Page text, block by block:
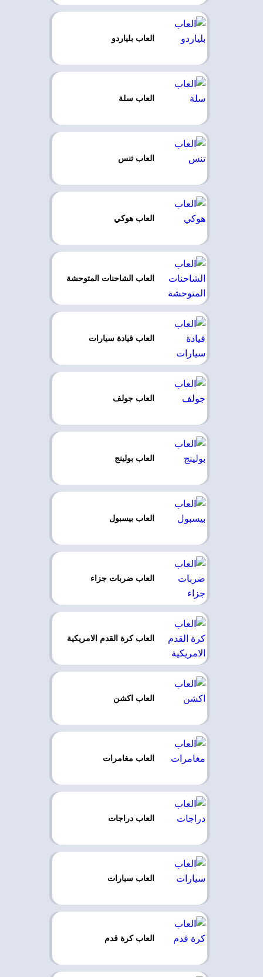
العاب بلياردو
العاب سلة
العاب تنس
العاب هوكي
العاب الشاحنات المتوحشة
العاب قيادة سيارات
العاب جولف
العاب بولينج
العاب بيسبول
العاب ضربات جزاء
العاب كرة القدم الامريكية
العاب اكشن
العاب مغامرات
العاب دراجات
العاب سيارات
العاب كرة قدم